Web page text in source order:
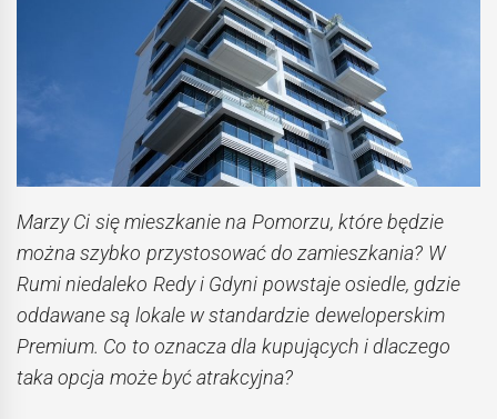
Marzy Ci się mieszkanie na Pomorzu, które będzie
można szybko przystosować do zamieszkania? W
Rumi niedaleko Redy i Gdyni powstaje osiedle, gdzie
oddawane są lokale w standardzie deweloperskim
Premium. Co to oznacza dla kupujących i dlaczego
taka opcja może być atrakcyjna?